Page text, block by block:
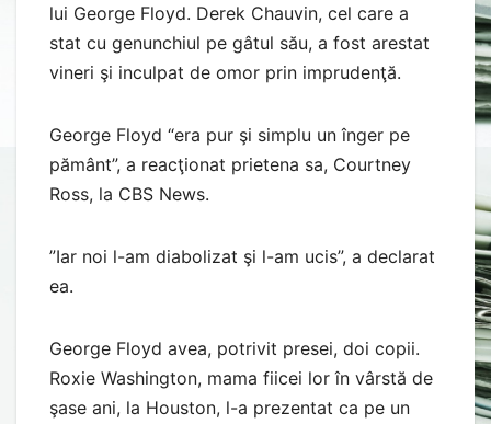
lui George Floyd. Derek Chauvin, cel care a
stat cu genunchiul pe gâtul său, a fost arestat
vineri şi inculpat de omor prin imprudenţă.
George Floyd “era pur şi simplu un înger pe
pământ”, a reacţionat prietena sa, Courtney
Ross, la CBS News.
”Iar noi l-am diabolizat şi l-am ucis”, a declarat
ea.
George Floyd avea, potrivit presei, doi copii.
Roxie Washington, mama fiicei lor în vârstă de
şase ani, la Houston, l-a prezentat ca pe un